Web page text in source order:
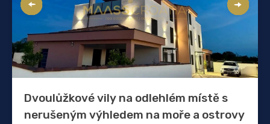
Dvoulůžkové vily na odlehlém místě s
nerušeným výhledem na moře a ostrovy